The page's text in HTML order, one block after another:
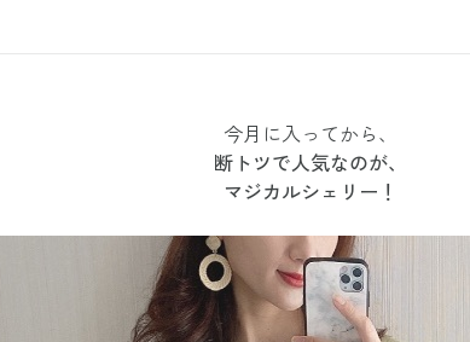
今月に入ってから、
断トツで人気なのが、
マジカルシェリー！